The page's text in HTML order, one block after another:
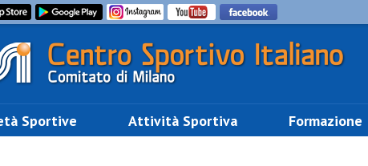
Sportive Attività Sportiva Formazione